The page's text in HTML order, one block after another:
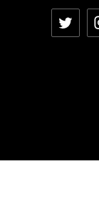
Twitter